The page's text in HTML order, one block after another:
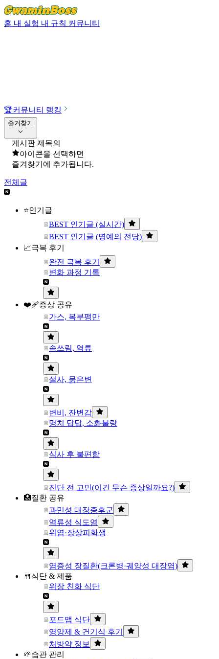
홈 내 실험 내 규칙 커뮤니티
🏆커뮤니티 랭킹
즐겨찾기
게시판 제목의
아이콘을 선택하면
즐겨찾기에 추가됩니다.
전체글
⭐인기글
BEST 인기글 (실시간)
BEST 인기글 (명예의 전당)
📈극복 후기
완전 극복 후기
변화 과정 기록
❤️‍🩹증상 공유
가스, 복부팽만
속쓰림, 역류
설사, 묽은변
변비, 잔변감
명치 답답, 소화불량
식사 후 불편함
진단 전 고민(이건 무슨 증상일까요?)
🏥질환 공유
과민성 대장증후군
역류성 식도염
위염·장상피화생
염증성 장질환(크론병·궤양성 대장염)
🍴식단 & 제품
위장 친화 식단
포드맵 식단
영양제 & 건기식 후기
처방약 정보
🌱습관 관리